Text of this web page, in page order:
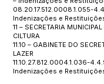
08.20.17.512.0008.1.055-
Indenizações e
11 – SECRETARIA
CILTURA
11.10 – GABINETE DO
LAZER
11.10.27.812.0004.1.036-
Indenizações e